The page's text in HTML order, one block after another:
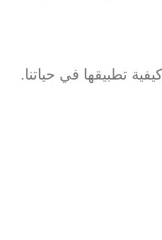
تطبيقها في حياتنا.